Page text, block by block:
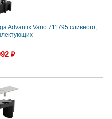
Advantix Vario 711795 сливного,
₽